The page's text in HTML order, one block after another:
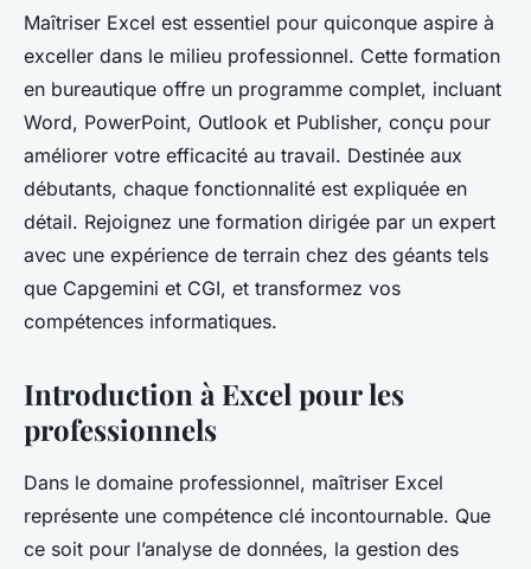
Maîtriser Excel est essentiel pour quiconque aspire à
exceller dans le milieu professionnel. Cette formation
en bureautique offre un programme complet, incluant
Word, PowerPoint, Outlook et Publisher, conçu pour
améliorer votre efficacité au travail. Destinée aux
débutants, chaque fonctionnalité est expliquée en
détail. Rejoignez une formation dirigée par un expert
avec une expérience de terrain chez des géants tels
que Capgemini et CGI, et transformez vos
compétences informatiques.
Introduction à Excel pour les
professionnels
Dans le domaine professionnel, maîtriser Excel
représente une compétence clé incontournable. Que
ce soit pour l’analyse de données, la gestion des